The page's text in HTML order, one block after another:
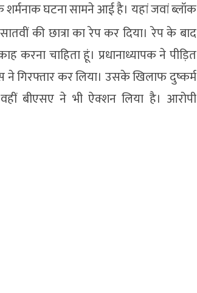
घटना सामने आई है। यहां जवां ब्लॉक
की छात्रा का रेप कर दिया। रेप के बाद
करना चाहिता हूं। प्रधानाध्यापक ने पीड़ित
ने गिरफ्तार कर लिया। उसके खिलाफ दुष्कर्म
बीएसए ने भी ऐक्शन लिया है। आरोपी